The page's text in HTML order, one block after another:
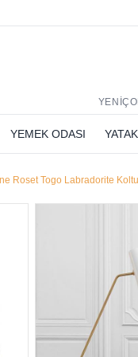
YENİ
YEMEK ODASI
Roset Togo Labradorite